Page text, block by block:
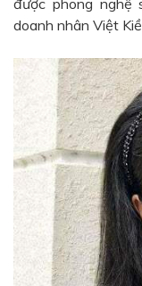
doanh nhân Việt